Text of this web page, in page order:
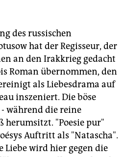
des russischen
hat der Regisseur, der
an den Irakkrieg gedacht
Roman übernommen, den
als Liebesdrama auf
inszeniert. Die böse
während die reine
herumsitzt. "Poesie pur"
Auftritt als "Natascha".
Liebe wird hier gegen die